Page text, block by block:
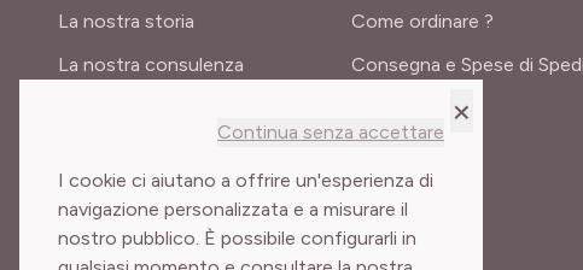
×
Continua senza accettare
I cookie ci aiutano a offrire un'esperienza di
navigazione personalizzata e a misurare il
nostro pubblico. È possibile configurarli in
La nostra storia
La nostra consulenza
Come ordinare ?
Consegna e Spese di